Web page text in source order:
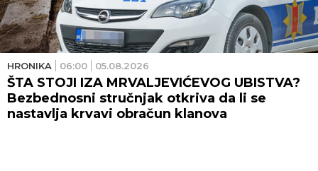
HRONIKA 06:00 05.08.2026
ŠTA STOJI IZA MRVALJEVIĆEVOG UBISTVA?
Bezbednosni stručnjak otkriva da li se
nastavlja krvavi obračun klanova